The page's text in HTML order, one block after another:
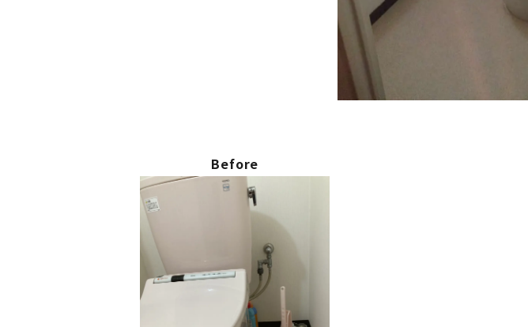
Before